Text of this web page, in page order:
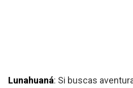
Lunahuaná: Si buscas